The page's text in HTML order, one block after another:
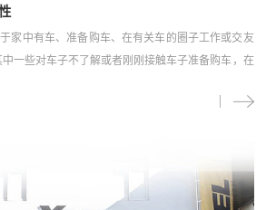
家中有车、准备购车、在有关车的圈子工作或交友
一些对车子不了解或者刚刚接触车子准备购车，在